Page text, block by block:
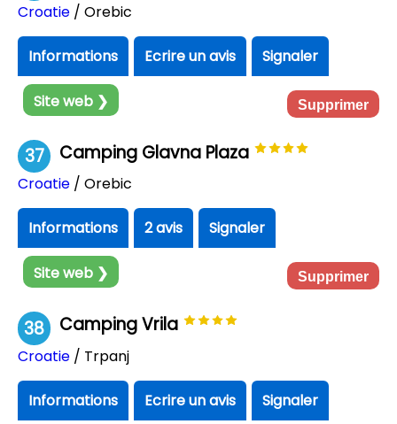
Croatie / Orebic
Informations Ecrire un avis Signaler
Site web ❯ Supprimer
37 Camping Glavna Plaza
Croatie / Orebic
Informations 2 avis Signaler
Site web ❯ Supprimer
38 Camping Vrila
Croatie / Trpanj
Informations Ecrire un avis Signaler